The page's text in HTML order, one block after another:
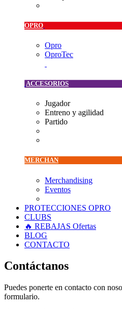
OPRO
Opro
OproTec
ACCESORIOS
Jugador
Entreno y agilidad
Partido
MERCHAN
Merchandising
Eventos
PROTECCIONES OPRO
CLUBS
🔥 REBAJAS Ofertas
BLOG
CONTACTO
Contáctanos
Puedes ponerte en contacto con
formulario.